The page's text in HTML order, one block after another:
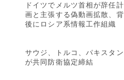
ドイツでメルツ首相が辞任計
画と主張する偽動画拡散、背
後にロシア系情報工作組織
サウジ、トルコ、パキスタン
が共同防衛協定締結